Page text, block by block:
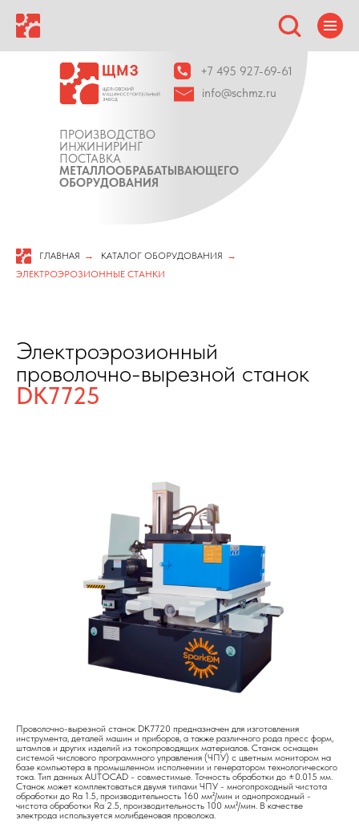
ПРОИЗВОДСТВО
ИНЖИНИРИНГ
ПОСТАВКА
МЕТАЛЛООБРАБАТЫВАЮЩЕГО
ОБОРУДОВАНИЯ
+7 495 927-69-61
info@schmz.ru
ГЛАВНАЯ → КАТАЛОГ ОБОРУДОВАНИЯ →
ЭЛЕКТРОЭРОЗИОННЫЕ СТАНКИ
Электроэрозионный
проволочно-вырезной станок
DK7725
Проволочно-вырезной станок DK7720 предназначен для изготовления
инструмента, деталей машин и приборов, а также различного рода пресс форм,
штампов и других изделий из токопроводящих материалов. Станок оснащен
системой числового программного управления (ЧПУ) с цветным монитором на
базе компьютера в промышленном исполнении и генератором технологического
тока. Тип данных AUTOCAD - совместимые. Точность обработки до ±0.015 мм.
Станок может комплектоваться двумя типами ЧПУ - многопроходный чистота
обработки до Ra 1.5, производительность 160 мм²/мин и однопроходный -
чистота обработки Ra 2.5, производительность 100 мм²/мин. В качестве
электрода используется молибденовая проволока.